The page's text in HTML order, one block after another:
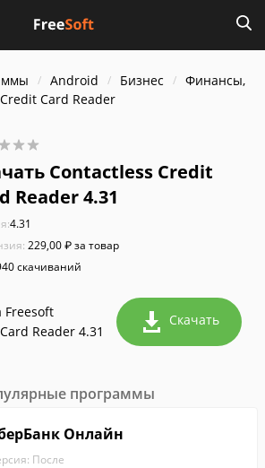
Android Бизнес
Финансы,
Card Reader
Contactless Credit
Reader 4.31
4.31
229,00 ₽ за товар
скачиваний
Freesoft
Reader 4.31
Скачать
программы
Онлайн
После